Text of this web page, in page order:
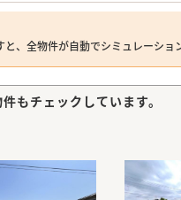
、全物件が自動でシミュレーショ
もチェックしています。